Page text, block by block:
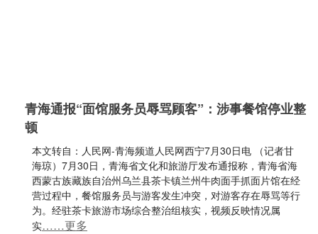
青海通报“面馆服务员辱骂顾客”：涉事餐馆停业整
顿
本文转自：人民网-青海频道人民网西宁7月30日电 （记者甘
海琼）7月30日，青海省文化和旅游厅发布通报称，青海省海
西蒙古族藏族自治州乌兰县茶卡镇兰州牛肉面手抓面片馆在经
营过程中，餐馆服务员与游客发生冲突，对游客存在辱骂等行
为。经驻茶卡旅游市场综合整治组核实，视频反映情况属
实……更多